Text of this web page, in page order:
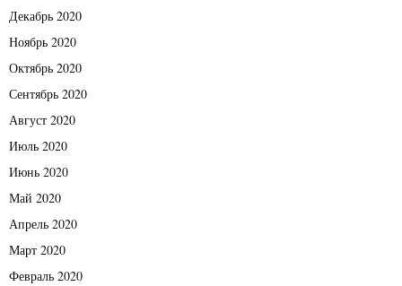
Декабрь 2020
Ноябрь 2020
Октябрь 2020
Сентябрь 2020
Август 2020
Июль 2020
Июнь 2020
Май 2020
Апрель 2020
Март 2020
Февраль 2020